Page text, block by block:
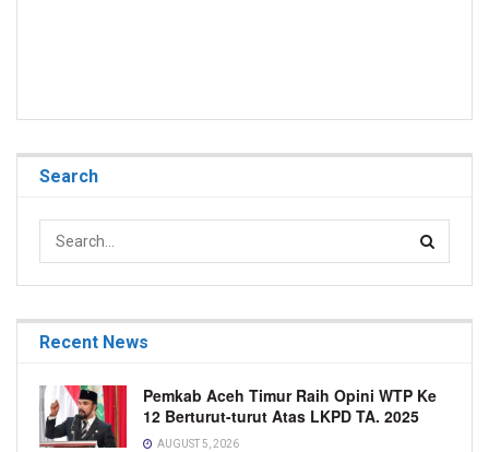
Search
Recent News
Pemkab Aceh Timur Raih Opini WTP Ke
12 Berturut-turut Atas LKPD TA. 2025
AUGUST 5, 2026